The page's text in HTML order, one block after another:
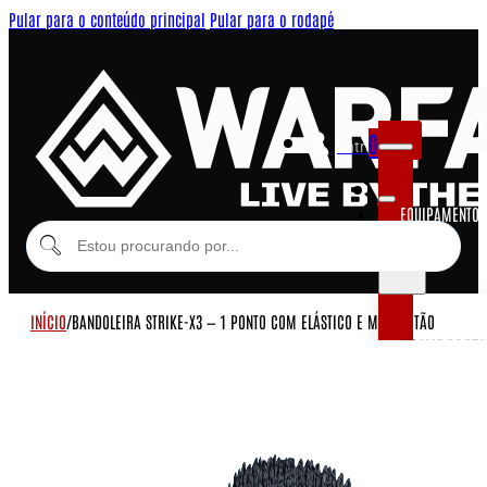
Pular para o conteúdo principal Pular para o rodapé
Entrar
0
EQUIPAMENTOS
INÍCIO/BANDOLEIRA STRIKE-X3 — 1 PONTO COM ELÁSTICO E MOSQUETÃO